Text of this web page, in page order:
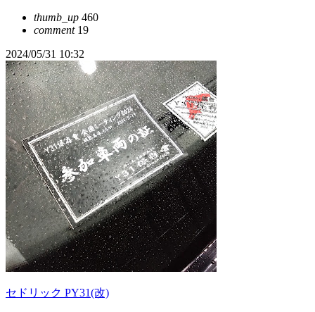
thumb_up 460
comment19
2024/05/31 10:32
セドリック PY31(改)